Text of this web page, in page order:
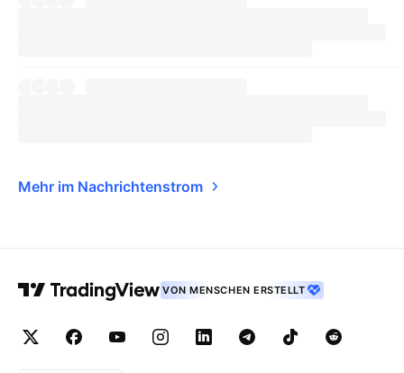
Mehr im Nachrichtenstrom
VON MENSCHEN ERSTELLT